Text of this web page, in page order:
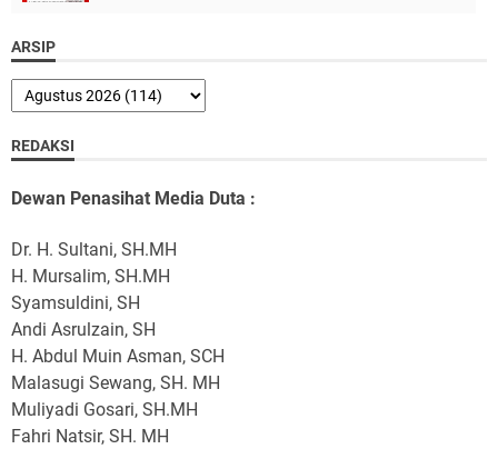
ARSIP
REDAKSI
Dewan Penasihat Media Duta :
Dr. H. Sultani, SH.MH
H. Mursalim, SH.MH
Syamsuldini, SH
Andi Asrulzain, SH
H. Abdul Muin Asman, SCH
Malasugi Sewang, SH. MH
Muliyadi Gosari, SH.MH
Fahri Natsir, SH. MH